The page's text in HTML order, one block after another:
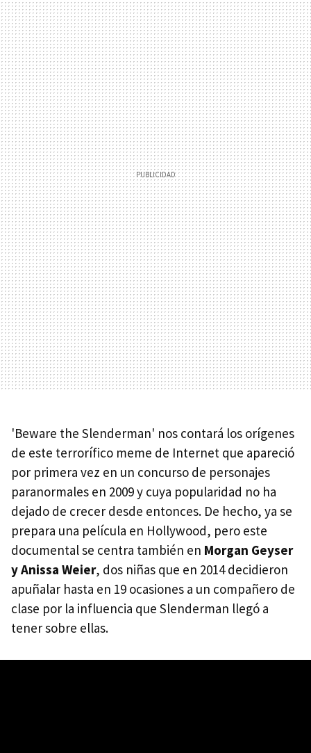
'Beware the Slenderman' nos contará los orígenes
de este terrorífico meme de Internet que apareció
por primera vez en un concurso de personajes
paranormales en 2009 y cuya popularidad no ha
dejado de crecer desde entonces. De hecho, ya se
prepara una película en Hollywood, pero este
documental se centra también en Morgan Geyser
y Anissa Weier, dos niñas que en 2014 decidieron
apuñalar hasta en 19 ocasiones a un compañero de
clase por la influencia que Slenderman llegó a
tener sobre ellas.